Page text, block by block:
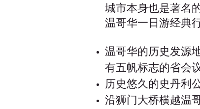
城市本身也是著名
温哥华一日游经典
温哥华的历史发源
有五帆标志的省会
历史悠久的史丹利
沿狮门大桥横越温